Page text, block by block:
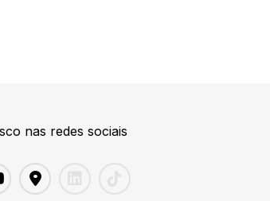
nas redes sociais